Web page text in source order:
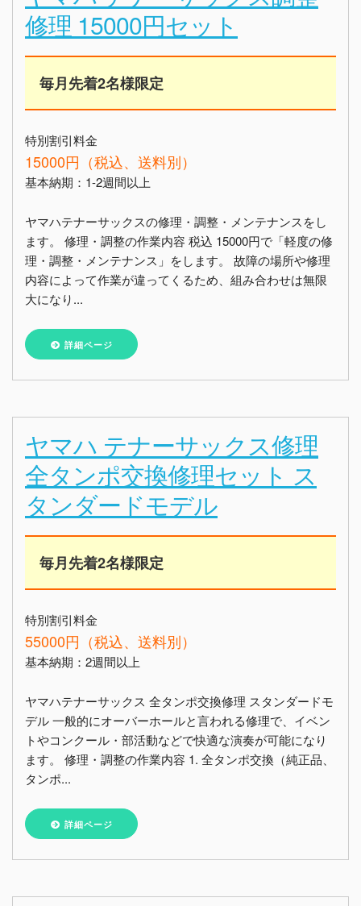
修理 15000円セット
毎月先着2名様限定
特別割引料金
15000円（税込、送料別）
基本納期：1-2週間以上
ヤマハテナーサックスの修理・調整・メンテナンスをし
ます。 修理・調整の作業内容 税込 15000円で「軽度の修
理・調整・メンテナンス」をします。 故障の場所や修理
内容によって作業が違ってくるため、組み合わせは無限
大になり...
詳細ページ
ヤマハ テナーサックス修理
全タンポ交換修理セット ス
タンダードモデル
毎月先着2名様限定
特別割引料金
55000円（税込、送料別）
基本納期：2週間以上
ヤマハテナーサックス 全タンポ交換修理 スタンダードモ
デル 一般的にオーバーホールと言われる修理で、イベン
トやコンクール・部活動などで快適な演奏が可能になり
ます。 修理・調整の作業内容 1. 全タンポ交換（純正品、
タンポ...
詳細ページ